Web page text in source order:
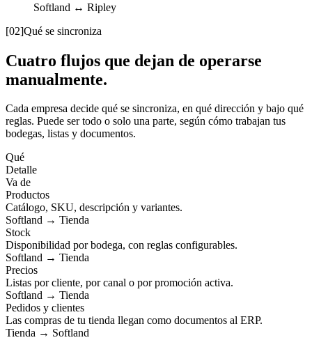
Softland ↔ Ripley
[02]Qué se sincroniza
Cuatro flujos que dejan de operarse
manualmente.
Cada empresa decide qué se sincroniza, en qué dirección y bajo qué
reglas. Puede ser todo o solo una parte, según cómo trabajan tus
bodegas, listas y documentos.
Qué
Detalle
Va de
Productos
Catálogo, SKU, descripción y variantes.
Softland → Tienda
Stock
Disponibilidad por bodega, con reglas configurables.
Softland → Tienda
Precios
Listas por cliente, por canal o por promoción activa.
Softland → Tienda
Pedidos y clientes
Las compras de tu tienda llegan como documentos al ERP.
Tienda → Softland